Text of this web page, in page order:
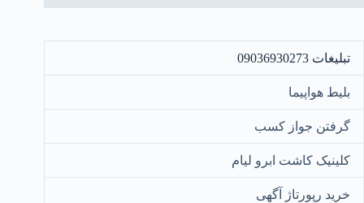
تبلیغات 09036930273
بلیط هواپیما
گرفتن جواز کسب
کلینیک کاشت ابرو لیام
خرید رپورتاژ آگهی